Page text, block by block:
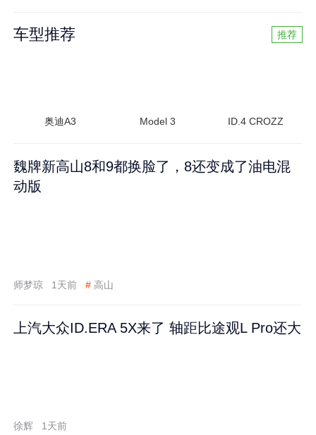
车型推荐 推荐
奥迪A3 Model 3 ID.4 CROZZ
魏牌新高山8和9都换脸了，8还变成了油电混
动版
师梦琼 1天前 # 高山
上汽大众ID.ERA 5X来了 轴距比途观L Pro还大
徐辉 1天前